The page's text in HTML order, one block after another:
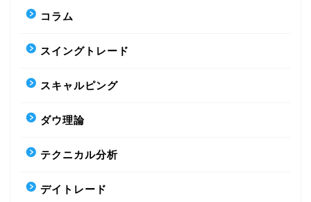
コラム
スイングトレード
スキャルピング
ダウ理論
テクニカル分析
デイトレード